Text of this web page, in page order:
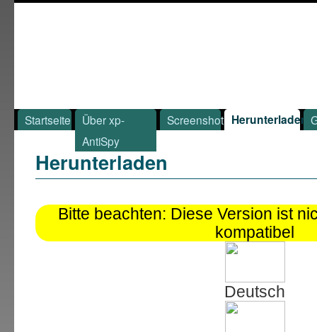
Startseite
Über xp-
AntiSpy
Screenshot Herunterladen
Herunterladen
Bitte beachten: Diese Version ist
kompatibel
Deutsch